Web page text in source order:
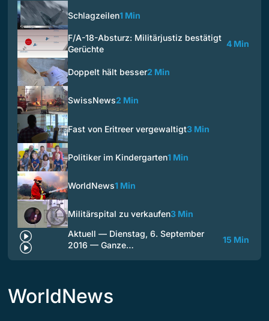
Schlagzeilen1 Min
F/A-18-Absturz: Militärjustiz bestätigt
Gerüchte
4 Min
Doppelt hält besser2 Min
SwissNews2 Min
Fast von Eritreer vergewaltigt3 Min
Politiker im Kindergarten1 Min
WorldNews1 Min
Militärspital zu verkaufen3 Min
Aktuell — Dienstag, 6. September
2016 — Ganze…
15 Min
WorldNews